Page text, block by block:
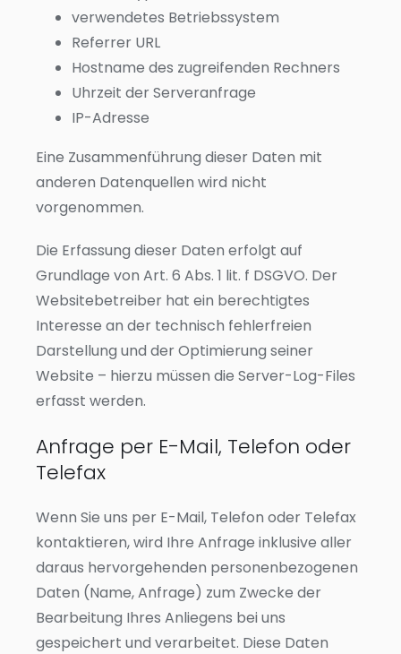
verwendetes Betriebssystem
Referrer URL
Hostname des zugreifenden Rechners
Uhrzeit der Serveranfrage
IP-Adresse
Eine Zusammenführung dieser Daten mit
anderen Datenquellen wird nicht
vorgenommen.
Die Erfassung dieser Daten erfolgt auf
Grundlage von Art. 6 Abs. 1 lit. f DSGVO. Der
Websitebetreiber hat ein berechtigtes
Interesse an der technisch fehlerfreien
Darstellung und der Optimierung seiner
Website – hierzu müssen die Server-Log-Files
erfasst werden.
Anfrage per E-Mail, Telefon oder
Telefax
Wenn Sie uns per E-Mail, Telefon oder Telefax
kontaktieren, wird Ihre Anfrage inklusive aller
daraus hervorgehenden personenbezogenen
Daten (Name, Anfrage) zum Zwecke der
Bearbeitung Ihres Anliegens bei uns
gespeichert und verarbeitet. Diese Daten